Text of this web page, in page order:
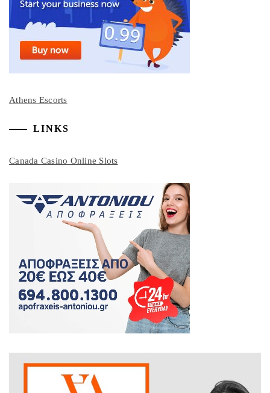
Athens Escorts
LINKS
Canada Casino Online Slots